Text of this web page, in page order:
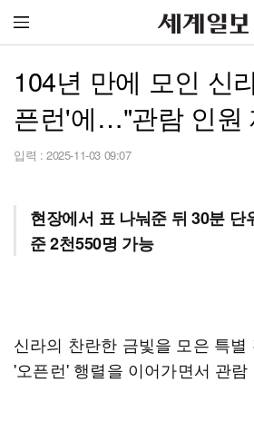
104년 만에 모인 신
픈런'에…"관람 인원
입력 : 2025-11-03 09:07
현장에서 표 나눠준 뒤 30분
준 2천550명 가능
신라의 찬란한 금빛을 모은 특별
'오픈런' 행렬을 이어가면서 관